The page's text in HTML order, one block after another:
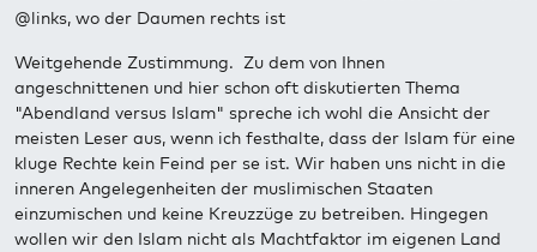
@links, wo der Daumen rechts ist
Weitgehende Zustimmung. Zu dem von Ihnen
angeschnittenen und hier schon oft diskutierten Thema
"Abendland versus Islam" spreche ich wohl die Ansicht der
meisten Leser aus, wenn ich festhalte, dass der Islam für eine
kluge Rechte kein Feind per se ist. Wir haben uns nicht in die
inneren Angelegenheiten der muslimischen Staaten
einzumischen und keine Kreuzzüge zu betreiben. Hingegen
wollen wir den Islam nicht als Machtfaktor im eigenen Land